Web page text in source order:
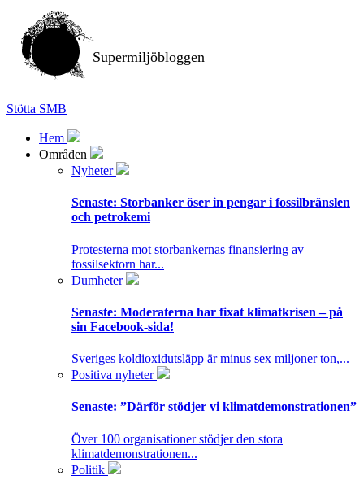
Supermiljöbloggen
Stötta SMB
Hem
Områden
Nyheter
Senaste: Storbanker öser in pengar i fossilbränslen
och petrokemi
Protesterna mot storbankernas finansiering av
fossilsektorn har...
Dumheter
Senaste: Moderaterna har fixat klimatkrisen – på
sin Facebook-sida!
Sveriges koldioxidutsläpp är minus sex miljoner ton,...
Positiva nyheter
Senaste: ”Därför stödjer vi klimatdemonstrationen”
Över 100 organisationer stödjer den stora
klimatdemonstrationen...
Politik